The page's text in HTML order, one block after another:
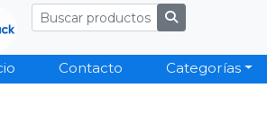
Contacto Categorías